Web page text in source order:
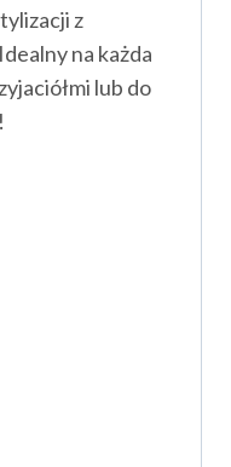
z
na każda
lub do